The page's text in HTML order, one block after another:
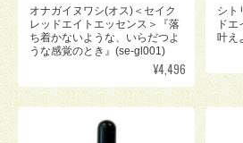
オナガイヌワシ(オス)＜セイク
レッドエイトエッセンス＞『落
ち着かないような、いらだつよ
うな感覚のとき』(se-gl001)
¥4,496
シト
ド
叶え